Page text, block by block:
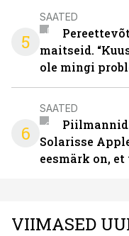
5
SAATED
maitseid.
ole mingi
6
SAATED
Solarisse
eesmärk on,
VIIMASED